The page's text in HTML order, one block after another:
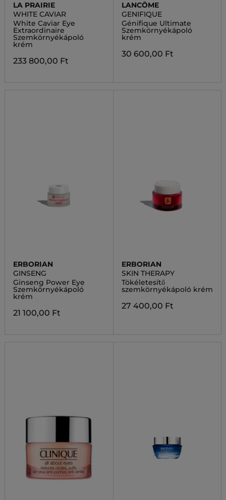
LA PRAIRIE
WHITE CAVIAR
White Caviar Eye
Extraordinaire
Szemkörnyékápoló
krém
233 800,00 Ft
LANCÔME
GENIFIQUE
Génifique Ultimate
Szemkörnyékápoló
krém
30 600,00 Ft
ERBORIAN
GINSENG
Ginseng Power Eye
Szemkörnyékápoló
krém
21 100,00 Ft
ERBORIAN
SKIN THERAPY
Tökéletesítő
szemkörnyékápoló krém
27 400,00 Ft